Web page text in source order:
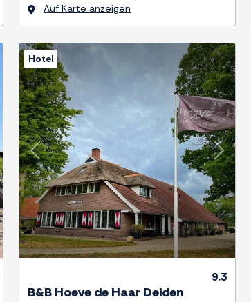
Auf Karte anzeigen
Zurück Weiter
Hotel
9.3
B&B Hoeve de Haar Delden